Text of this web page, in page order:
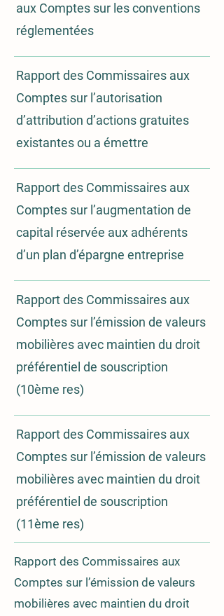
aux Comptes sur les conventions
réglementées
Rapport des Commissaires aux
Comptes sur l’autorisation
d’attribution d’actions gratuites
existantes ou a émettre
Rapport des Commissaires aux
Comptes sur l’augmentation de
capital réservée aux adhérents
d’un plan d’épargne entreprise
Rapport des Commissaires aux
Comptes sur l’émission de valeurs
mobilières avec maintien du droit
préférentiel de souscription
(10ème res)
Rapport des Commissaires aux
Comptes sur l’émission de valeurs
mobilières avec maintien du droit
préférentiel de souscription
(11ème res)
Rapport des Commissaires aux
Comptes sur l’émission de valeurs
mobilières avec maintien du droit